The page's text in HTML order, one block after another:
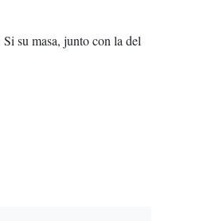
su masa, junto con la del